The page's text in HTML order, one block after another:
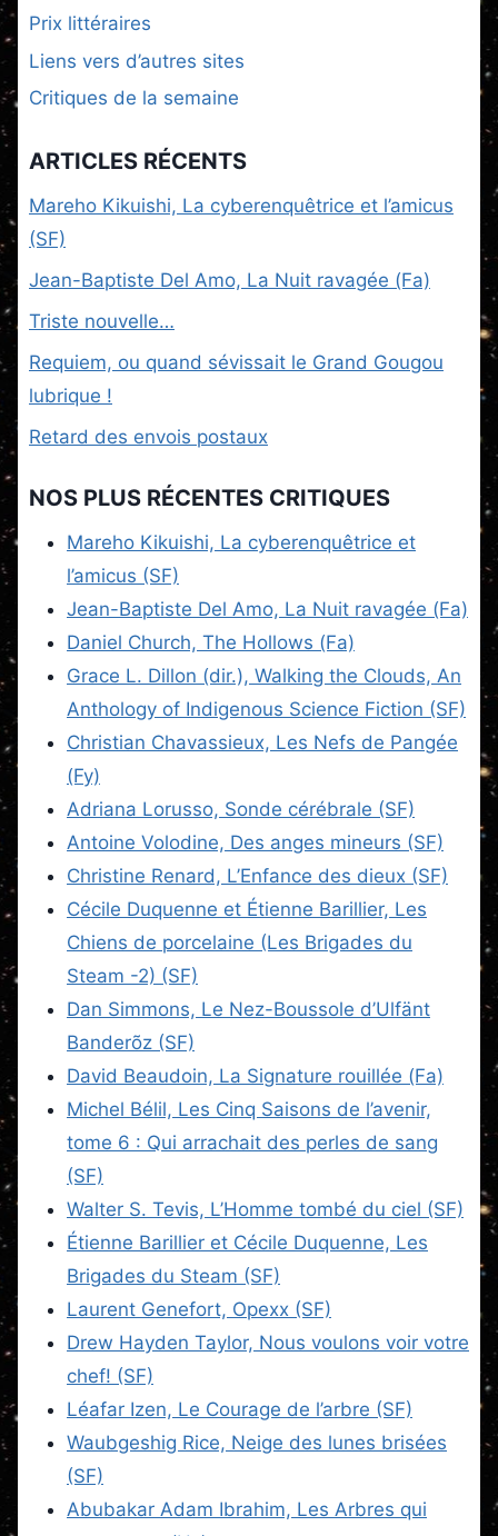
Prix littéraires
Liens vers d’autres sites
Critiques de la semaine
ARTICLES RÉCENTS
Mareho Kikuishi, La cyberenquêtrice et l’amicus
(SF)
Jean-Baptiste Del Amo, La Nuit ravagée (Fa)
Triste nouvelle…
Requiem, ou quand sévissait le Grand Gougou
lubrique !
Retard des envois postaux
NOS PLUS RÉCENTES CRITIQUES
Mareho Kikuishi, La cyberenquêtrice et
l’amicus (SF)
Jean-Baptiste Del Amo, La Nuit ravagée (Fa)
Daniel Church, The Hollows (Fa)
Grace L. Dillon (dir.), Walking the Clouds, An
Anthology of Indigenous Science Fiction (SF)
Christian Chavassieux, Les Nefs de Pangée
(Fy)
Adriana Lorusso, Sonde cérébrale (SF)
Antoine Volodine, Des anges mineurs (SF)
Christine Renard, L’Enfance des dieux (SF)
Cécile Duquenne et Étienne Barillier, Les
Chiens de porcelaine (Les Brigades du
Steam -2) (SF)
Dan Simmons, Le Nez-Boussole d’Ulfänt
Banderõz (SF)
David Beaudoin, La Signature rouillée (Fa)
Michel Bélil, Les Cinq Saisons de l’avenir,
tome 6 : Qui arrachait des perles de sang
(SF)
Walter S. Tevis, L’Homme tombé du ciel (SF)
Étienne Barillier et Cécile Duquenne, Les
Brigades du Steam (SF)
Laurent Genefort, Opexx (SF)
Drew Hayden Taylor, Nous voulons voir votre
chef! (SF)
Léafar Izen, Le Courage de l’arbre (SF)
Waubgeshig Rice, Neige des lunes brisées
(SF)
Abubakar Adam Ibrahim, Les Arbres qui